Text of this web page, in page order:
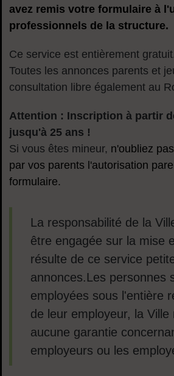
avez remis votre formulaire à
professionnels de la structure.
Ce service est entièrement gratuit.
Toutes les annonces parents et
consultation libre également au
Attention : Inscription à partir
jusqu'à 25 ans !
Si vous êtes mineur, n'oubliez
par vos parents l'autorisation
formulaire.
La responsabilité de la
être engagée sur la mise
résulte de ce service
annonces.Les personnes
employées sous l'entière
de leur employeur, la Ville
aucune garantie
employeurs ou les